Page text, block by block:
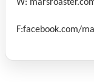
W:
F:facebook.com/